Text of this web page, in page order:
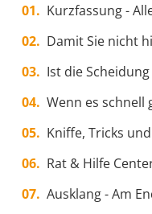
Kurzfassung -
Damit Sie nicht
Ist die
Wenn es schnell
Kniffe, Tricks
Rat & Hilfe
Ausklang - Am